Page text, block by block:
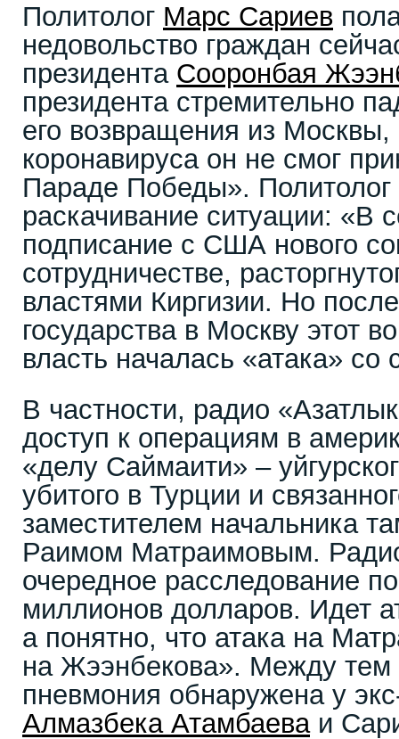
Политолог Марс Сариев
недовольство граждан
президента Сооронбая
президента стремительно
его возвращения из Москвы,
коронавируса он не смог
Параде Победы». Политолог
раскачивание ситуации: «В
подписание с США нового
сотрудничестве,
властями Киргизии. Но
государства в Москву этот
власть началась «атака»
В частности, радио
доступ к операциям в
«делу Саймаити» –
убитого в Турции и
заместителем начальника
Раимом Матраимовым.
очередное расследование
миллионов долларов. Идет
а понятно, что атака на
на Жээнбекова». Между тем
пневмония обнаружена у
Алмазбека Атамбаеваи